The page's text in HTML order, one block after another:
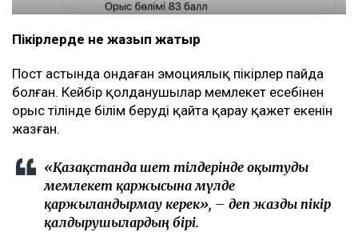
Пікірлерде не жазып жатыр
Пост астында ондаған эмоциялық пікірлер пайда
болған. Кейбір қолданушылар мемлекет есебінен
орыс тілінде білім беруді қайта қарау қажет екенін
жазған.
«Қазақстанда шет тілдерінде оқытуды
мемлекет қаржысына мүлде
қаржыландырмау керек», – деп жазды пікір
қалдырушылардың бірі.